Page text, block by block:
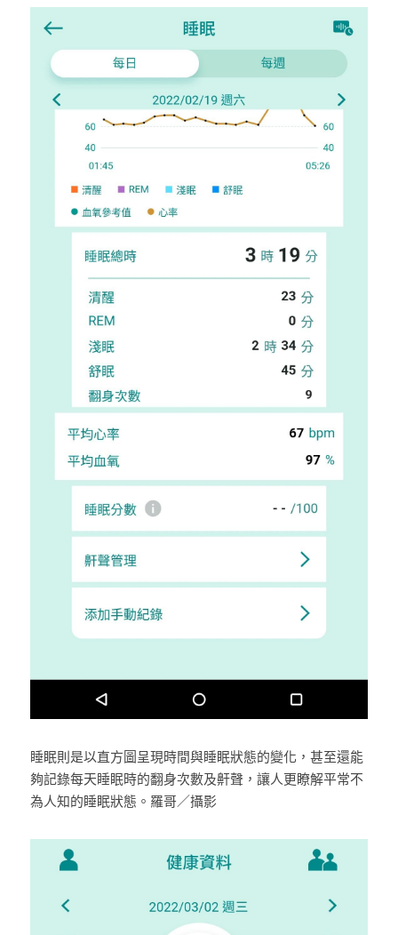
睡眠則是以直方圖呈現時間與睡眠狀態的變化，甚至還能
夠記錄每天睡眠時的翻身次數及鼾聲，讓人更瞭解平常不
為人知的睡眠狀態。羅哥／攝影